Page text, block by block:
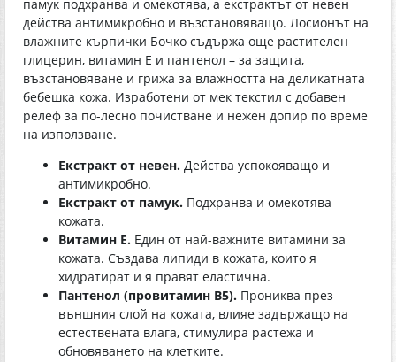
памук подхранва и омекотява, а екстрактът от невен
действа антимикробно и възстановяващо. Лосионът на
влажните кърпички Бочко съдържа още растителен
глицерин, витамин Е и пантенол – за защита,
възстановяване и грижа за влажността на деликатната
бебешка кожа. Изработени от мек текстил с добавен
релеф за по-лесно почистване и нежен допир по време
на използване.
Екстракт от невен. Действа успокояващо и
антимикробно.
Екстракт от памук. Подхранва и омекотява
кожата.
Витамин Е. Един от най-важните витамини за
кожата. Създава липиди в кожата, които я
хидратират и я правят еластична.
Пантенол (провитамин В5). Прониква през
външния слой на кожата, влияе задържащо на
естествената влага, стимулира растежа и
обновяването на клетките.